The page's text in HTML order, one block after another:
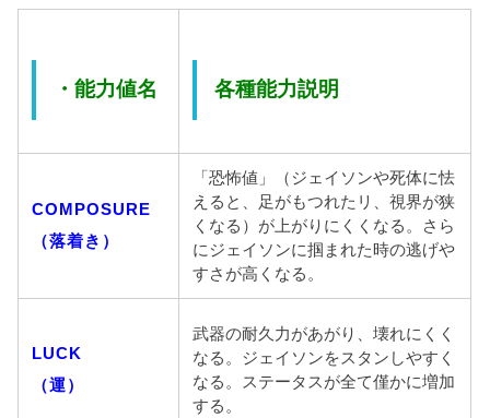
・能力値名 各種能力説明
COMPOSURE
（落着き）
「恐怖値」（ジェイソンや死体に怯
えると、足がもつれたリ、視界が狭
くなる）が上がりにくくなる。さら
にジェイソンに掴まれた時の逃げや
すさが高くなる。
LUCK
（運）
武器の耐久力があがり、壊れにくく
なる。ジェイソンをスタンしやすく
なる。ステータスが全て僅かに増加
する。